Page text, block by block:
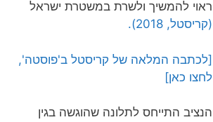
ראוי להמשיך ולשרת במשטרת ישראל
(קריסטל, 2018).
[לכתבה המלאה של קריסטל ב'פוסטה',
לחצו כאן]
הנציב התייחס לתלונה שהוגשה בגין